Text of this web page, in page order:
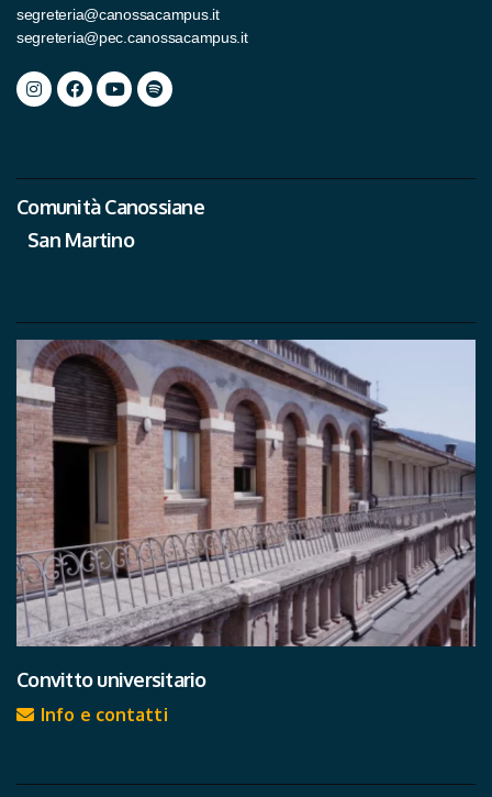
segreteria@canossacampus.it
segreteria@pec.canossacampus.it
Comunità Canossiane
San Martino
Convitto universitario
Info e contatti